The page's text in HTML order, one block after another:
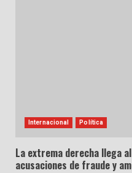
Internacional Política
La extrema derecha llega
acusaciones de fraude y